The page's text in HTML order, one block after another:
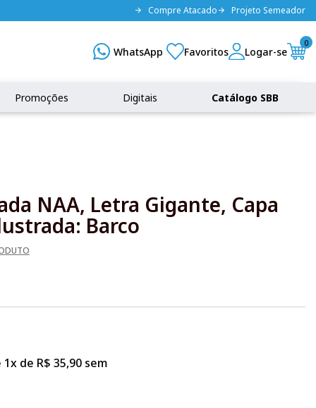
Compre Atacado Projeto Semeador
0
Promoções Digitais Catálogo SBB
NAA, Letra Gigante, Capa
Barco
de R$ 35,90 sem